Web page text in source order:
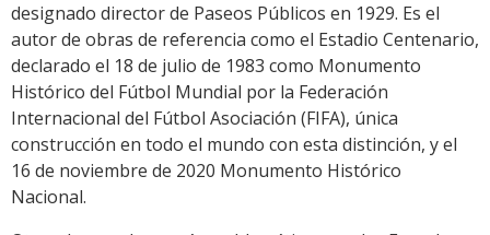
designado director de Paseos Públicos en 1929. Es el
autor de obras de referencia como el Estadio Centenario,
declarado el 18 de julio de 1983 como Monumento
Histórico del Fútbol Mundial por la Federación
Internacional del Fútbol Asociación (FIFA), única
construcción en todo el mundo con esta distinción, y el
16 de noviembre de 2020 Monumento Histórico
Nacional.